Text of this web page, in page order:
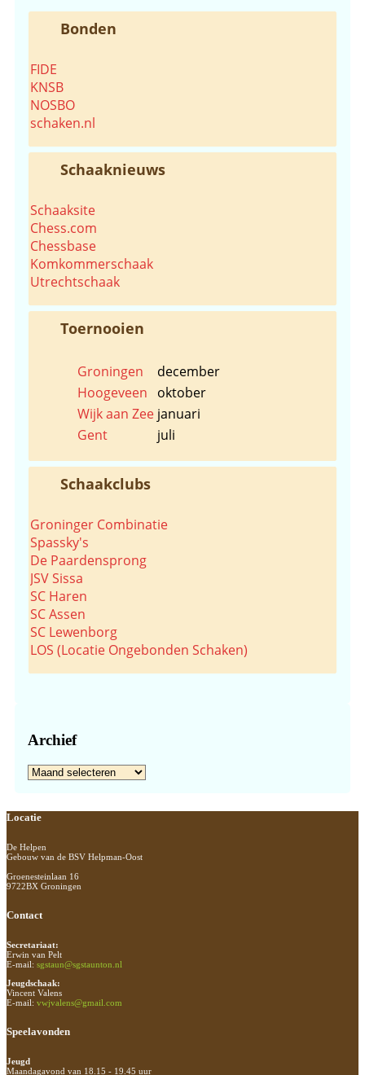
Bonden
FIDE
KNSB
NOSBO
schaken.nl
Schaaknieuws
Schaaksite
Chess.com
Chessbase
Komkommerschaak
Utrechtschaak
Toernooien
Groningen
december
Hoogeveen
oktober
Wijk aan Zee januari
Gent
juli
Schaakclubs
Groninger Combinatie
Spassky's
De Paardensprong
JSV Sissa
SC Haren
SC Assen
SC Lewenborg
LOS (Locatie Ongebonden Schaken)
Archief
Archief
Footer
Locatie
De Helpen
Gebouw van de BSV Helpman-Oost
Groenesteinlaan 16
9722BX Groningen
Contact
Secretariaat:
Erwin van Pelt
E-mail: sgstaun@sgstaunton.nl
Jeugdschaak:
Vincent Valens
E-mail: vwjvalens@gmail.com
Speelavonden
Jeugd
Maandagavond van 18.15 - 19.45 uur